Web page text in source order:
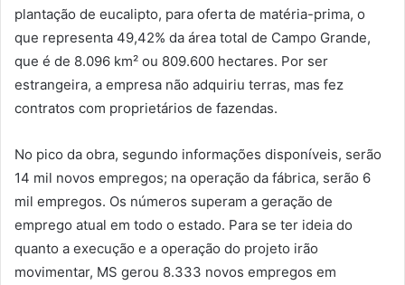
plantação de eucalipto, para oferta de matéria-prima, o
que representa 49,42% da área total de Campo Grande,
que é de 8.096 km² ou 809.600 hectares. Por ser
estrangeira, a empresa não adquiriu terras, mas fez
contratos com proprietários de fazendas.
No pico da obra, segundo informações disponíveis, serão
14 mil novos empregos; na operação da fábrica, serão 6
mil empregos. Os números superam a geração de
emprego atual em todo o estado. Para se ter ideia do
quanto a execução e a operação do projeto irão
movimentar, MS gerou 8.333 novos empregos em